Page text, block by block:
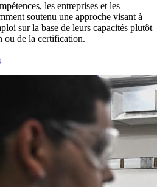
les entreprises et les
soutenu une approche visant à
sur la base de leurs capacités plutôt
ou de la certification.